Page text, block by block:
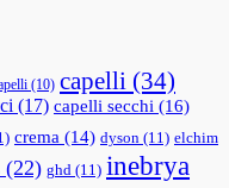
(10) capelli (34)
(17) capelli secchi (16)
crema (14) dyson (11) elchim
(22) ghd (11) inebrya